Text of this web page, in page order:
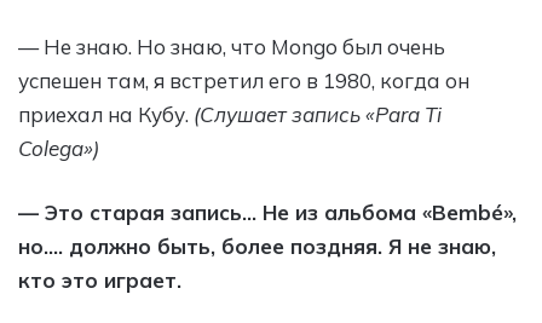
— Не знаю. Но знаю, что Mongo был очень
успешен там, я встретил его в 1980, когда он
приехал на Кубу. (Слушает запись «Para Ti
Colega»)
— Это старая запись… Не из альбома «Bembé»,
но…. должно быть, более поздняя. Я не знаю,
кто это играет.